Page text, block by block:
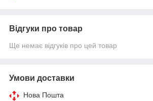
Відгуки про товар
Ще немає відгуків про цей товар
Умови доставки
Нова Пошта